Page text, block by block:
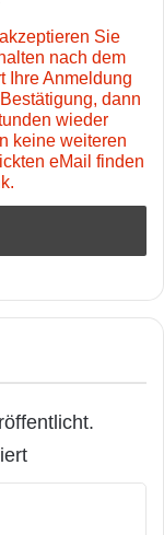
Sie
nach dem
Ihre Anmeldung
dann
wieder
keine weiteren
eMail finden